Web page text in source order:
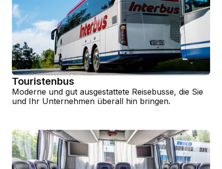
Touristenbus
Moderne und gut ausgestattete Reisebusse, die Sie
und Ihr Unternehmen überall hin bringen.